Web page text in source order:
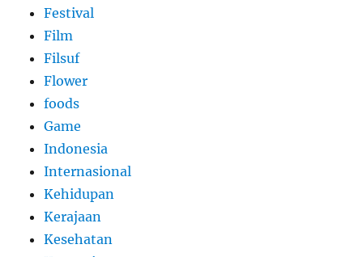
Festival
Film
Filsuf
Flower
foods
Game
Indonesia
Internasional
Kehidupan
Kerajaan
Kesehatan